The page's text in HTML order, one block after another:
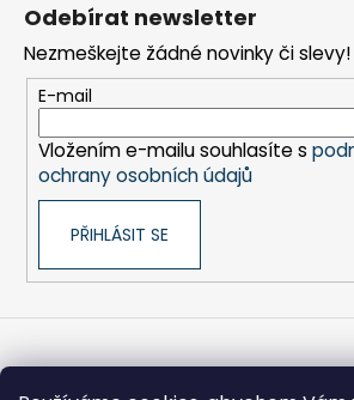
a
c
í
p
r
ý
p
i
s
Odebírat newsletter
Nezmeškejte žádné novinky či slevy!
E-mail
Vložením e-mailu souhlasíte s
ochrany osobních údajů
PŘIHLÁSIT SE